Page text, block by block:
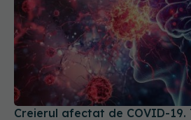
Creierul afectat de COVID-19.
cheia simptomelor pe termen
11 oct 2025, 15:54